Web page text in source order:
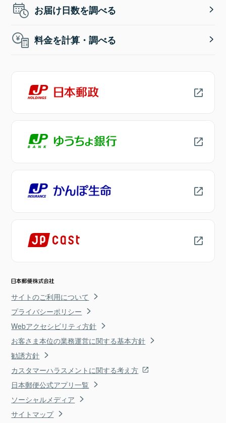
お届け日数を調べる
料金を計算・調べる
サイトのご利用について
プライバシーポリシー
Webアクセシビリティ方針
お客さま本位の業務運営に関する基本方針
勧誘方針
カスタマーハラスメントに関する考え方
日本郵便公式アプリ一覧
ソーシャルメディア
サイトマップ